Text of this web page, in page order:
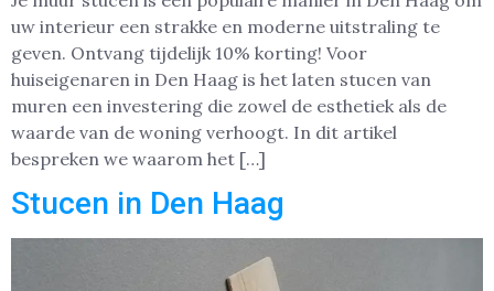
uw interieur een strakke en moderne uitstraling te
geven. Ontvang tijdelijk 10% korting! Voor
huiseigenaren in Den Haag is het laten stucen van
muren een investering die zowel de esthetiek als de
waarde van de woning verhoogt. In dit artikel
bespreken we waarom het […]
Stucen in Den Haag